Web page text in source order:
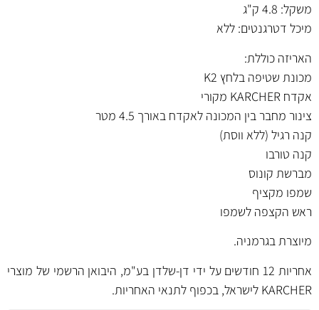
משקל: 4.8 ק"ג
מיכל דטרגנטים: ללא
האריזה כוללת:
מכונת שטיפה בלחץ K2
אקדח KARCHER מקורי
צינור מחבר בין המכונה לאקדח באורך 4.5 מטר
קנה רגיל (ללא ווסת)
קנה טורבו
מברשת קונוס
שמפו מקציף
ראש הקצפה לשמפו
מיוצרת בגרמניה.
אחריות 12 חודשים על ידי דן-שלדן בע"מ, היבואן הרשמי של מוצרי
KARCHER לישראל, בכפוף לתנאי האחריות.